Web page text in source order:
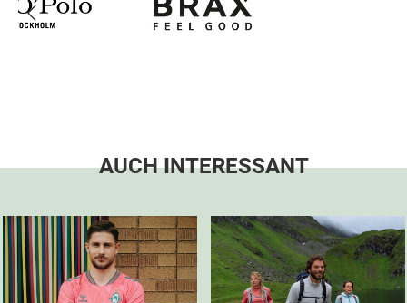
AUCH INTERESSANT